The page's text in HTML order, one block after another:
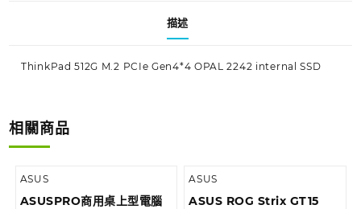
描述
ThinkPad 512G M.2 PCIe Gen4*4 OPAL 2242 internal SSD
相關商品
ASUS
ASUSPRO商用桌上型電腦
ASUS
ASUS ROG Strix GT15